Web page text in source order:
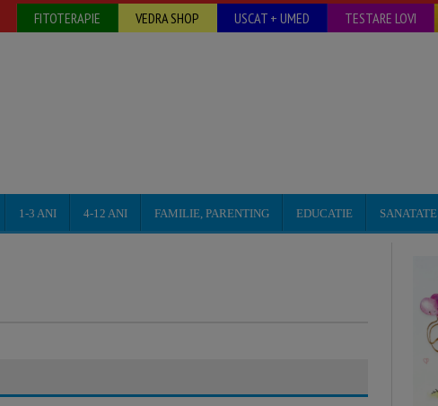
FITOTERAPIE VEDRA SHOP USCAT + UMED TESTARE LOVI
1-3 ANI 4-12 ANI FAMILIE, PARENTING EDUCATIE SANATATE